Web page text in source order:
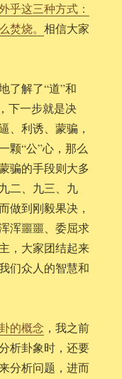
这三种方式：
焚烧。相信大家
了解了“道”和
下一步就是决
、利诱、蒙骗，
颗“公”心，那么
骗的手段则大多
二、九三、九
做到刚毅果决，
浑噩噩、委屈求
，大家团结起来
们众人的智慧和
的概念 ，我之前
析卦象时，还要
分析问题，进而